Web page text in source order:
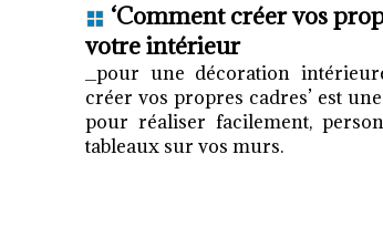
‘Comment créer vos
votre intérieur
_pour une décoration
créer vos propres cadres’ est
pour réaliser facilement,
tableaux sur vos murs.